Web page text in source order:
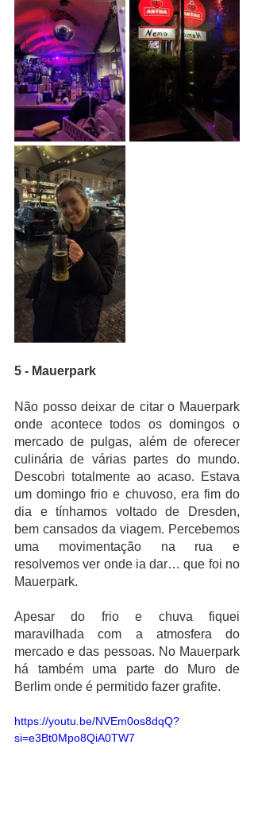
5 - Mauerpark
Não posso deixar de citar o Mauerpark
onde acontece todos os domingos o
mercado de pulgas, além de oferecer
culinária de várias partes do mundo.
Descobri totalmente ao acaso. Estava
um domingo frio e chuvoso, era fim do
dia e tínhamos voltado de Dresden,
bem cansados da viagem. Percebemos
uma movimentação na rua e
resolvemos ver onde ia dar… que foi no
Mauerpark.
Apesar do frio e chuva fiquei
maravilhada com a atmosfera do
mercado e das pessoas. No Mauerpark
há também uma parte do Muro de
Berlim onde é permitido fazer grafite.
https://youtu.be/NVEm0os8dqQ?
si=e3Bt0Mpo8QiA0TW7